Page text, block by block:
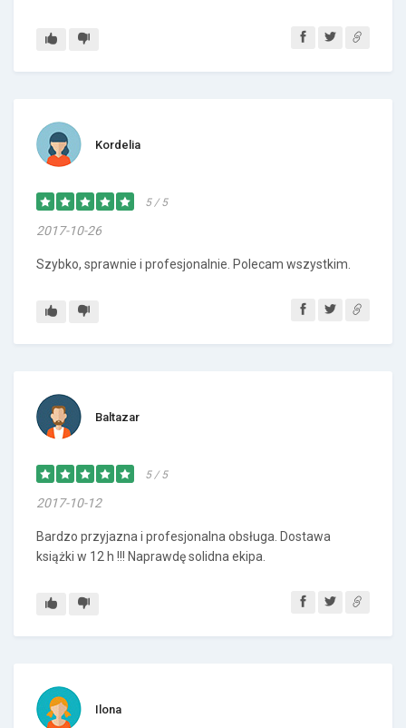
Kordelia
5 / 5
2017-10-26
Szybko, sprawnie i profesjonalnie. Polecam wszystkim.
Baltazar
5 / 5
2017-10-12
Bardzo przyjazna i profesjonalna obsługa. Dostawa
książki w 12 h !!! Naprawdę solidna ekipa.
Ilona